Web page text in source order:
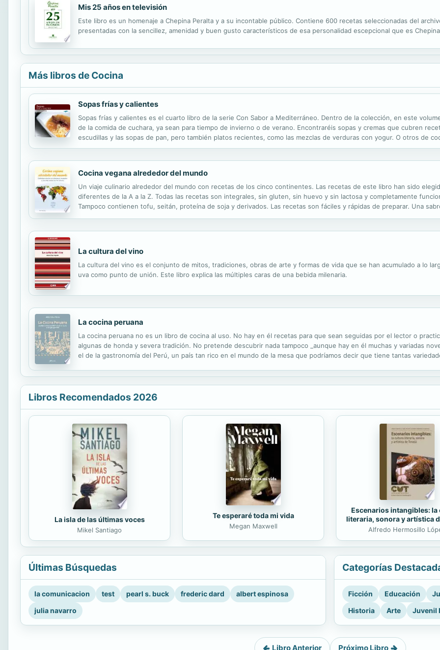
Mis 25 años en televisión
Este libro es un homenaje a Chepina Peralta y a su incontable público. Contiene 600 recetas seleccionadas del
presentadas con la sencillez, amenidad y buen gusto característicos de esa personalidad escepcional que es
Más libros de Cocina
Sopas frías y calientes
Sopas frías y calientes es el cuarto libro de la serie Con Sabor a Mediterráneo. Dentro de la colección, en este
de la comida de cuchara, ya sean para tiempo de invierno o de verano. Encontraréis sopas y cremas que cubren
escudillas y las sopas de pan, pero también platos recientes, como las mezclas de verduras con yogur. O otros de
caldos de pescado y de carne, pensados con todo el cuidado de los platos que duran para siempre.
Cocina vegana alrededor del mundo
Un viaje culinario alrededor del mundo con recetas de los cinco continentes. Las recetas de este libro han sido
diferentes de la A a la Z. Todas las recetas son integrales, sin gluten, sin huevo y sin lactosa y completamente
Tampoco contienen tofu, seitán, proteína de soja y derivados. Las recetas son fáciles y rápidas de preparar. Una
La cultura del vino
La cultura del vino es el conjunto de mitos, tradiciones, obras de arte y formas de vida que se han acumulado a lo
uva como punto de unión. Este libro explica las múltiples caras de una bebida milenaria.
La cocina peruana
La cocina peruana no es un libro de cocina al uso. No hay en él recetas para que sean seguidas por el lector o
algunas de honda y severa tradición. No pretende descubrir nada tampoco _aunque hay en él muchas y variadas
el de la gastronomía del Perú, un país tan rico en el mundo de la mesa que podríamos decir que tiene tantas
Libros Recomendados 2026
La isla de las últimas voces
Mikel Santiago
Te esperaré toda mi vida
Megan Maxwell
Escenarios intangibles: la
literaria, sonora y artística
Alfredo Hermosillo
Últimas Búsquedas
la comunicacion test pearl s. buck frederic dard
albert espinosa
julia navarro
Categorías
Ficción Educación
Historia
Arte Juvenil
Libro Anterior Próximo Libro